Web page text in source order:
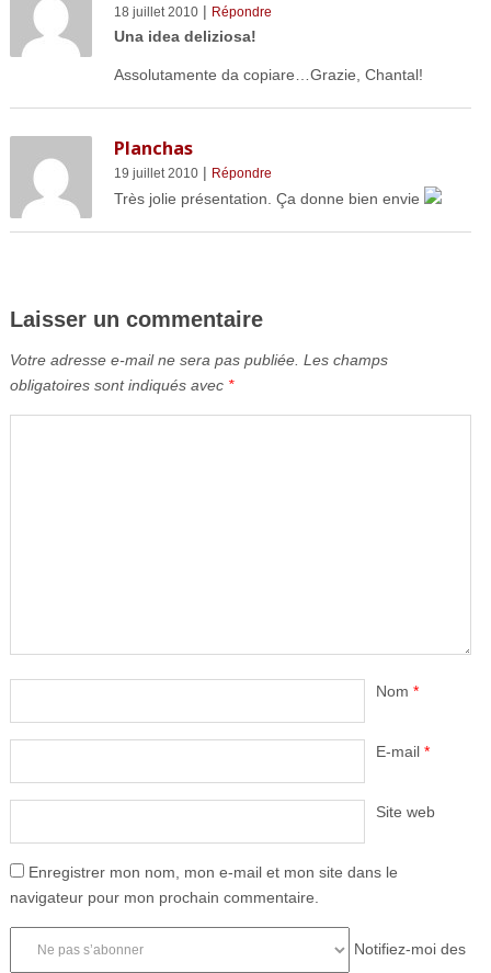
18 juillet 2010| Répondre
Una idea deliziosa!
Assolutamente da copiare…Grazie, Chantal!
Planchas
19 juillet 2010| Répondre
Très jolie présentation. Ça donne bien envie
Laisser un commentaire
Votre adresse e-mail ne sera pas publiée. Les champs
obligatoires sont indiqués avec *
Nom *
E-mail *
Site web
Enregistrer mon nom, mon e-mail et mon site dans le
navigateur pour mon prochain commentaire.
Notifiez-moi des